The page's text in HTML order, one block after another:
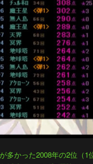
多かった2008年の2位（